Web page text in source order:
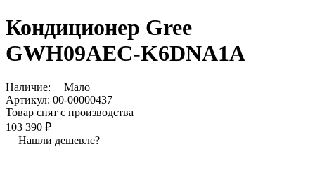
Кондиционер Gree
GWH09AEC-K6DNA1A
Наличие:
Мало
Артикул: 00-00000437
Товар снят с производства
103 390 ₽
Нашли дешевле?